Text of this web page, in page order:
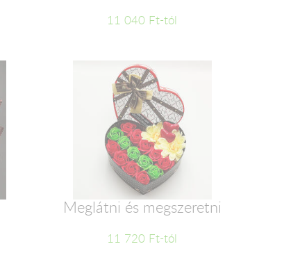
11 040 Ft-tól
Meglátni és megszeretni
11 720 Ft-tól